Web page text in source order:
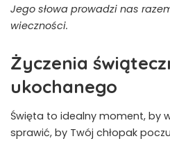
Jego słowa prowadzi nas
wieczności.
Życzenia
ukochanego
Święta to idealny moment, by
sprawić, by Twój chłopak